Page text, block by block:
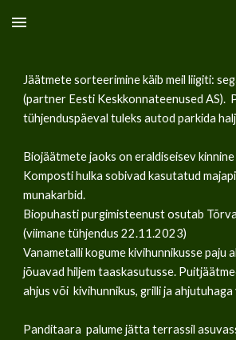
Skip to main content
Jäätmete sorteerimine käib meil liigiti:
(partner Eesti Keskkonnateenused AS).
tühjenduspäeval tuleks autod parkida
Biojäätmete jaoks on eraldiseisev
Komposti hulka sobivad kasutatud
munakarbid.
Biopuhasti purgimisteenust osutab
(viimane tühjendus 22.11.2023)
Vanametalli kogume kivihunnikusse paju
jõuavad hiljem taaskasutusse.
ahjus või kivihunnikus, grilli ja
Panditaara palume jätta terrassil